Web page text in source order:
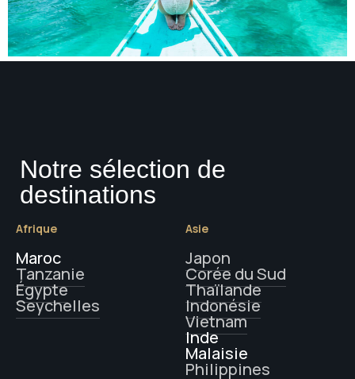
Notre sélection de
destinations
Afrique
Maroc
Tanzanie
Égypte
Seychelles
Asie
Japon
Corée du Sud
Thaïlande
Indonésie
Vietnam
Inde
Malaisie
Philippines